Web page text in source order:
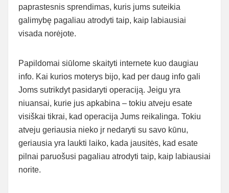
paprastesnis sprendimas, kuris jums suteikia
galimybę pagaliau atrodyti taip, kaip labiausiai
visada norėjote.
Papildomai siūlome skaityti internete kuo daugiau
info. Kai kurios moterys bijo, kad per daug info gali
Joms sutrikdyt pasidaryti operaciją. Jeigu yra
niuansai, kurie jus apkabina – tokiu atveju esate
visiškai tikrai, kad operacija Jums reikalinga. Tokiu
atveju geriausia nieko jr nedaryti su savo kūnu,
geriausia yra laukti laiko, kada jausitės, kad esate
pilnai paruošusi pagaliau atrodyti taip, kaip labiausiai
norite.